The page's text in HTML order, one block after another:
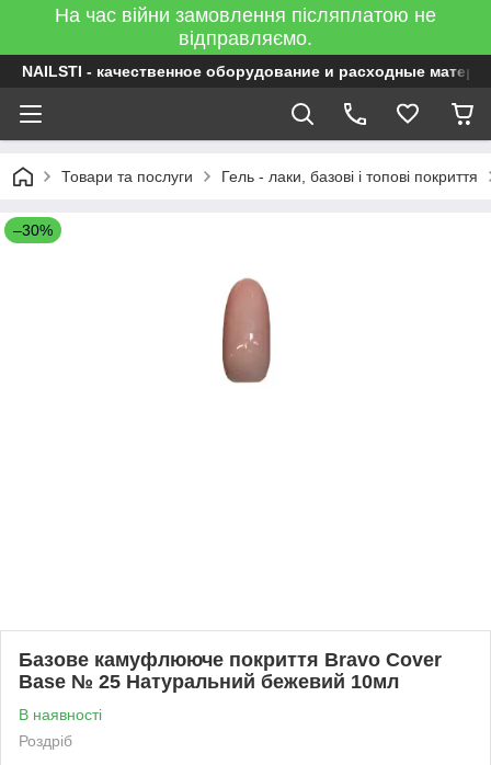
На час війни замовлення післяплатою не
відправляємо.
NAILSTI - качественное оборудование и расходные
Товари та послуги Гель - лаки, базові і топові покриття
–30%
Базове камуфлююче покриття Bravo Сover
Base № 25 Натуральний бежевий 10мл
В наявності
Роздріб